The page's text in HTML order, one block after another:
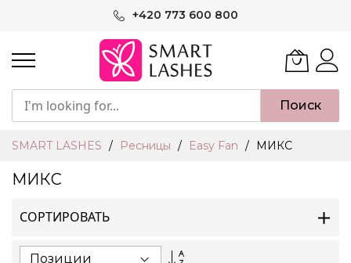
+420 773 600 800
Поиск
SMART LASHES Ресницы Easy Fan МИКС
МИКС
СОРТИРОВАТЬ
Set